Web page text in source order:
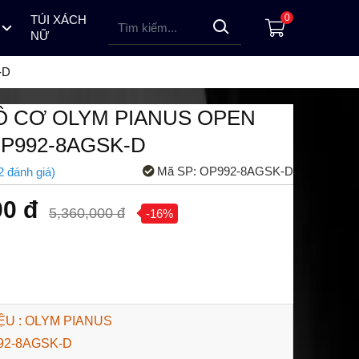
TÚI XÁCH
NỮ
0
CƠ OLYM PIANUS OPEN
8AGSK-D
đánh giá) Mã SP: OP992-8AGSK-D
đ 5,360,000 đ -16%
: OLYM PIANUS
8AGSK-D